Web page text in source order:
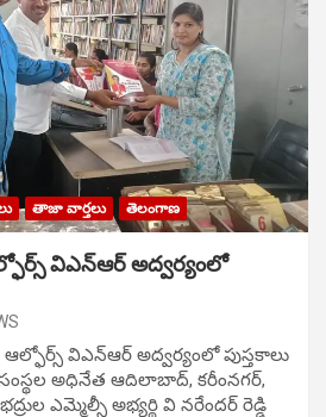
తాజా వార్తలు తెలంగాణ
విఎన్ఆర్ అద్వర్యంలో
విఎన్ఆర్ అద్వర్యంలో పుస్తకాలు
అధినేత ఆదిలాబాద్, కరీంనగర్,
ఎమ్మెల్సీ అభ్యర్థి వి నరేందర్ రెడ్డి